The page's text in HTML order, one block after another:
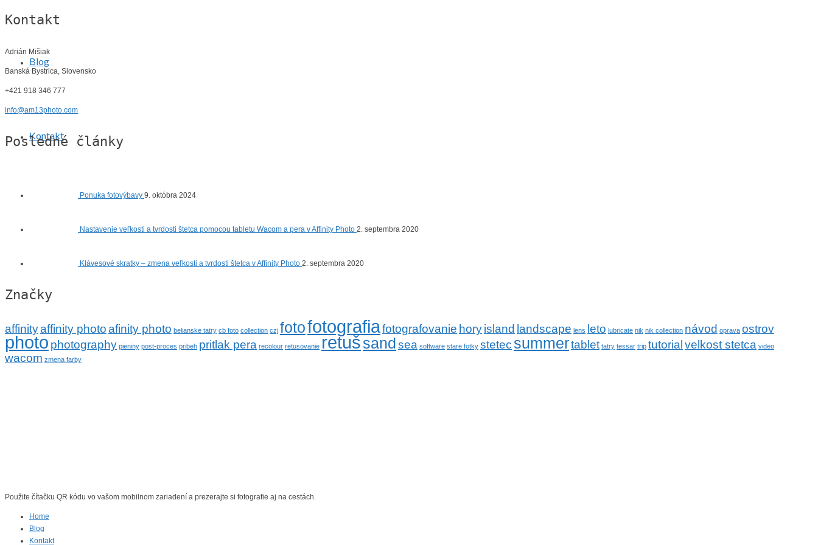
Blog
Kontakt
Kontakt
Adrián Mišiak
Banská Bystrica, Slovensko
+421 918 346 777
info@am13photo.com
Posledné články
Ponuka fotovýbavy 9. októbra 2024
Nastavenie veľkosti a tvrdosti štetca pomocou tabletu Wacom a pera v Affinity Photo 2. septembra 2020
Klávesové skratky – zmena veľkosti a tvrdosti štetca v Affinity Photo 2. septembra 2020
Značky
affinityaffinity photoafinity photo belianske tatry cb foto collection czj fotofotografiafotografovanie horyisland landscape lens leto lubricate nik nik collection návod oprava ostrov
photo photography pieniny post-proces pribeh pritlak pera recolour retusovanie retušsand sea software stare fotky stetec summertablet tatry tessar trip tutorial velkost stetca video
wacom zmena farby
Použite čítačku QR kódu vo vašom mobilnom zariadení a prezerajte si fotografie aj na cestách.
Home
Blog
Kontakt